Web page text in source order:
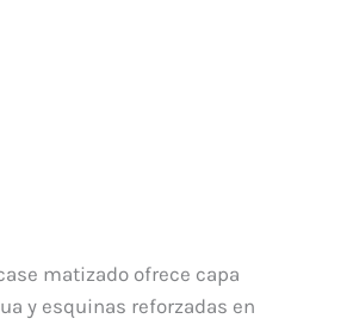
matizado ofrece capa
y esquinas reforzadas en